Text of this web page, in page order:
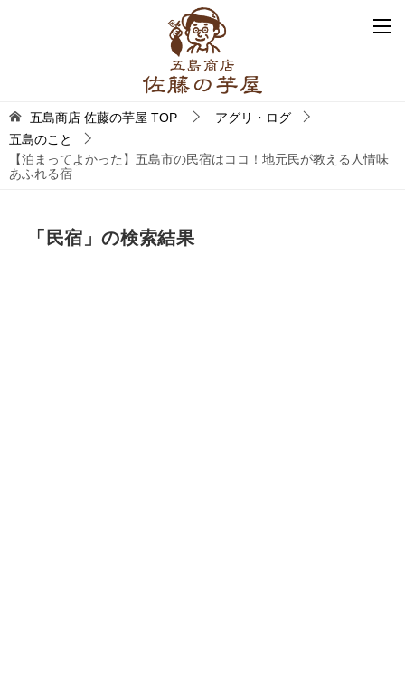
五島商店 佐藤の芋屋 TOP
アグリ・ログ
五島のこと
【泊まってよかった】五島市の民宿はココ！地元民が教える人情味
あふれる宿
「 民宿 」の検索結果